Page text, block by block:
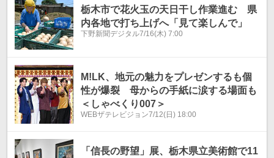
栃木市で花火玉の天日干し作業進む 県
内各地で打ち上げへ「見て楽しんで」
下野新聞デジタル7/16(木) 7:00
M!LK、地元の魅力をプレゼンするも個
性が爆裂 母からの手紙に涙する場面も
＜しゃべくり007＞
WEBザテレビジョン7/12(日) 18:00
「信長の野望」展、栃木県立美術館で11